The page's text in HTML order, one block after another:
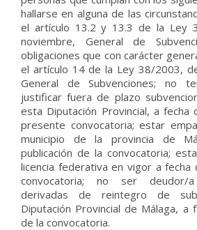
hallarse en alguna de las
el artículo 13.2 y 13.3 de la Ley
noviembre, General de
obligaciones que con carácter
el artículo 14 de la Ley 38/2003,
General de Subvenciones; no
justificar fuera de plazo
esta Diputación Provincial, a fecha
presente convocatoria; estar
municipio de la provincia de
publicación de la convocatoria;
licencia federativa en vigor a fecha
convocatoria; no ser deudor/
derivadas de reintegro de
Diputación Provincial de Málaga, a
de la convocatoria.